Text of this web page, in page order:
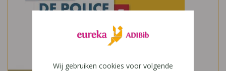
Wij gebruiken cookies voor volgende